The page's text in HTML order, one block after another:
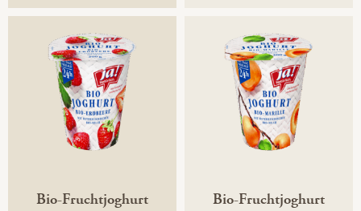
Bio-Fruchtjoghurt
Bio-Fruchtjoghurt